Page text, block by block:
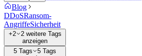
Blog
DDoSRansom-
AngriffeSicherheit
+2
2 weitere Tags
anzeigen
5 Tags
5 Tags